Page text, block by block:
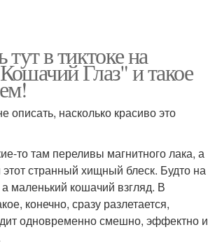
тут в тиктоке на
Глаз" и такое
описать, насколько красиво это
то там переливы магнитного лака, а
этот странный хищный блеск. Будто на
а маленький кошачий взгляд. В
конечно, сразу разлетается,
одновременно смешно, эффектно и